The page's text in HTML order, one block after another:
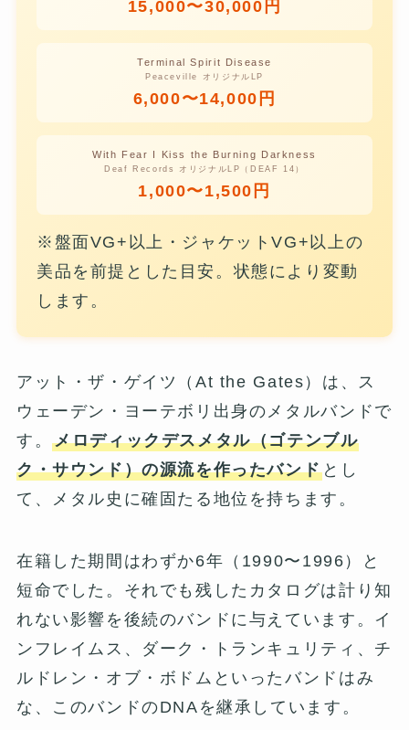
15,000〜30,000円
Terminal Spirit Disease
Peaceville オリジナルLP
6,000〜14,000円
With Fear I Kiss the Burning Darkness
Deaf Records オリジナルLP（DEAF 14）
1,000〜1,500円
※盤面VG+以上・ジャケットVG+以上の
美品を前提とした目安。状態により変動
します。
アット・ザ・ゲイツ（At the Gates）は、ス
ウェーデン・ヨーテボリ出身のメタルバンドで
す。メロディックデスメタル（ゴテンブル
ク・サウンド）の源流を作ったバンド とし
て、メタル史に確固たる地位を持ちます。
在籍した期間はわずか6年（1990〜1996）と
短命でした。それでも残したカタログは計り知
れない影響を後続のバンドに与えています。イ
ンフレイムス、ダーク・トランキュリティ、チ
ルドレン・オブ・ボドムといったバンドはみ
な、このバンドのDNAを継承しています。